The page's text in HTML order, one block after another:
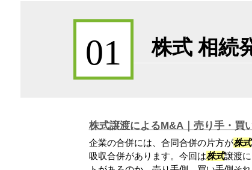
01 株式 相続
株式譲渡によるM&A｜売り手・買
企業の合併には、合同合併の片方が株式
吸収合併があります。今回は株式譲渡